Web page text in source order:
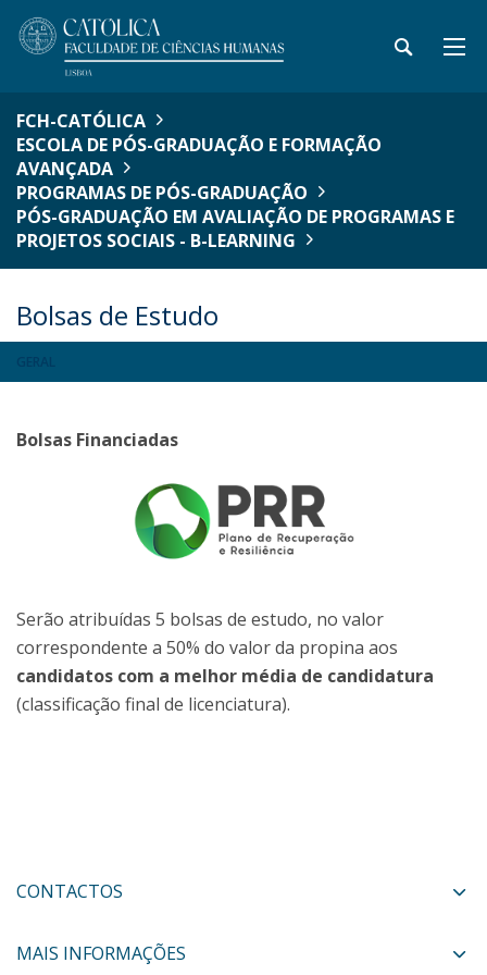
FCH-CATÓLICA
ESCOLA DE PÓS-GRADUAÇÃO E FORMAÇÃO
AVANÇADA
PROGRAMAS DE PÓS-GRADUAÇÃO
PÓS-GRADUAÇÃO EM AVALIAÇÃO DE PROGRAMAS E
PROJETOS SOCIAIS - B-LEARNING
Bolsas de Estudo
Bolsas Financiadas
Serão atribuídas 5 bolsas de estudo, no valor
correspondente a 50% do valor da propina aos
candidatos com a melhor média de candidatura
(classificação final de licenciatura).
CONTACTOS
MAIS INFORMAÇÕES